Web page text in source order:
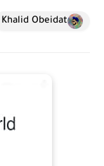
Khalid Obeidat